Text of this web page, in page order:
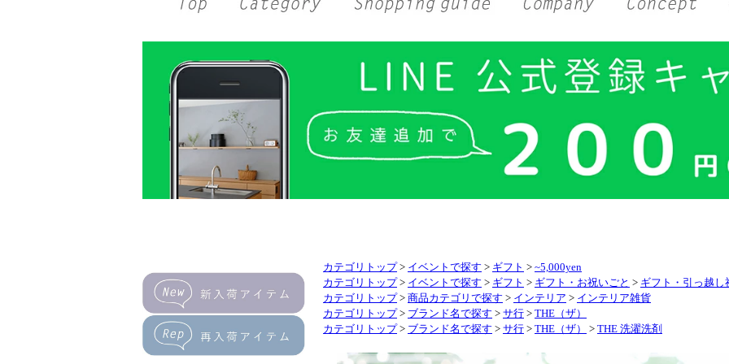
カテゴリトップ> イベントで探す > ギフト > ~5,000yen
カテゴリトップ> イベントで探す > ギフト > ギフト・お祝いごと > ギフト・引っ越し
カテゴリトップ> 商品カテゴリで探す > インテリア > インテリア雑貨
カテゴリトップ> ブランド名で探す > サ行 > THE（ザ）
カテゴリトップ> ブランド名で探す > サ行 > THE（ザ） > THE 洗濯洗剤